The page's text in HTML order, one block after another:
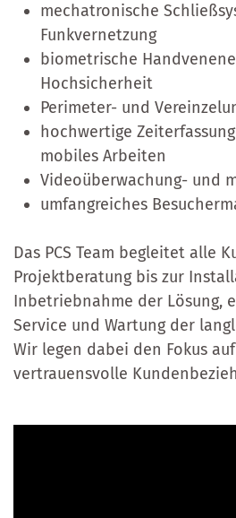
mechatronische
Funkvernetzung
biometrische
Hochsicherheit
Perimeter- und
hochwertige
mobiles Arbeiten
Videoüberwachung- und
umfangreiches
Das PCS Team begleitet alle
Projektberatung bis zur
Inbetriebnahme der Lösung,
Service und Wartung der
Wir legen dabei den Fokus
vertrauensvolle